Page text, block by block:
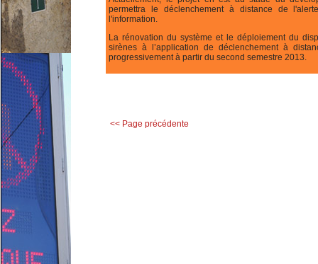
permettra le déclenchement à distance de
l'information.
La rénovation du système et le déploiement du
sirènes à l’application de déclenchement à
progressivement à partir du second semestre 2013.
<< Page précédente